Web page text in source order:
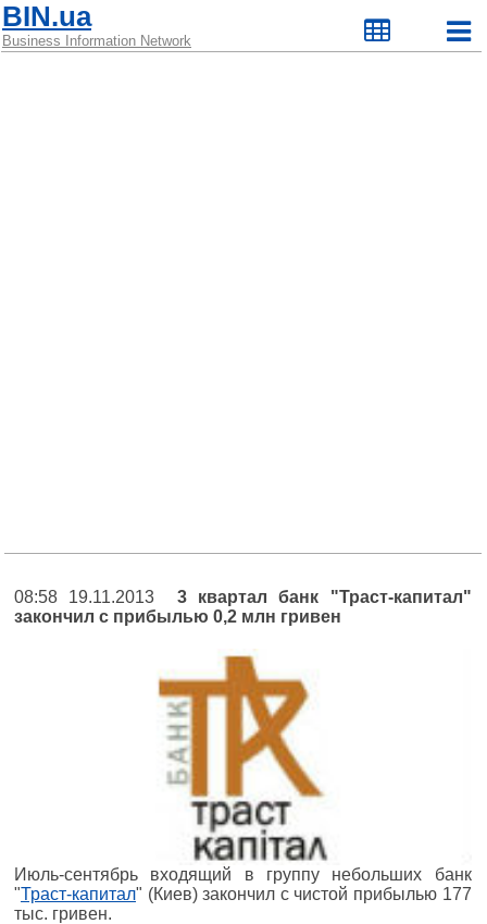
BIN.ua
Business Information Network
08:58 19.11.2013 3 квартал банк "Траст-капитал"
закончил с прибылью 0,2 млн гривен
Июль-сентябрь входящий в группу небольших банк
"Траст-капитал" (Киев) закончил с чистой прибылью 177
тыс. гривен.